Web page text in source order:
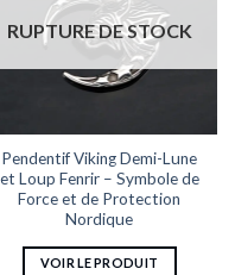
options
peuvent
être
choisies
la
page
du
produit
RUPTURE DE STOCK
Pendentif Viking Demi-Lune
et Loup Fenrir – Symbole de
Force et de Protection
Nordique
VOIR LE PRODUIT